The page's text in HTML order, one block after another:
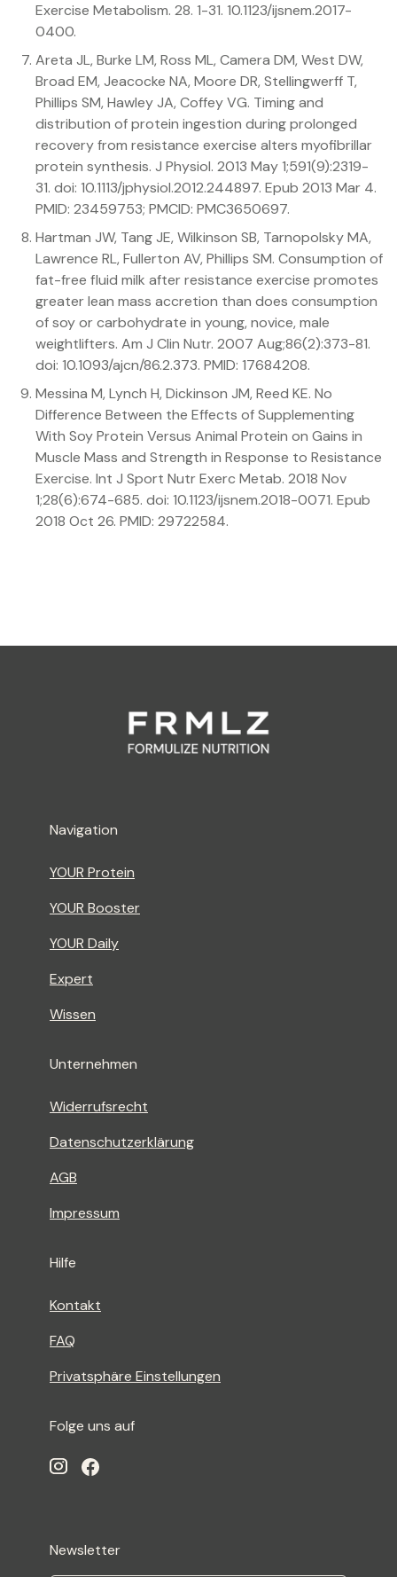
Exercise Metabolism. 28. 1-31. 10.1123/ijsnem.2017-
0400.
Areta JL, Burke LM, Ross ML, Camera DM, West DW,
Broad EM, Jeacocke NA, Moore DR, Stellingwerff T,
Phillips SM, Hawley JA, Coffey VG. Timing and
distribution of protein ingestion during prolonged
recovery from resistance exercise alters myofibrillar
protein synthesis. J Physiol. 2013 May 1;591(9):2319-
31. doi: 10.1113/jphysiol.2012.244897. Epub 2013 Mar 4.
PMID: 23459753; PMCID: PMC3650697.
Hartman JW, Tang JE, Wilkinson SB, Tarnopolsky MA,
Lawrence RL, Fullerton AV, Phillips SM. Consumption of
fat-free fluid milk after resistance exercise promotes
greater lean mass accretion than does consumption
of soy or carbohydrate in young, novice, male
weightlifters. Am J Clin Nutr. 2007 Aug;86(2):373-81.
doi: 10.1093/ajcn/86.2.373. PMID: 17684208.
Messina M, Lynch H, Dickinson JM, Reed KE. No
Difference Between the Effects of Supplementing
With Soy Protein Versus Animal Protein on Gains in
Muscle Mass and Strength in Response to Resistance
Exercise. Int J Sport Nutr Exerc Metab. 2018 Nov
1;28(6):674-685. doi: 10.1123/ijsnem.2018-0071. Epub
2018 Oct 26. PMID: 29722584.
Navigation
YOUR Protein
YOUR Booster
YOUR Daily
Expert
Wissen
Unternehmen
Widerrufsrecht
Datenschutzerklärung
AGB
Impressum
Hilfe
Kontakt
FAQ
Privatsphäre Einstellungen
Folge uns auf
Newsletter